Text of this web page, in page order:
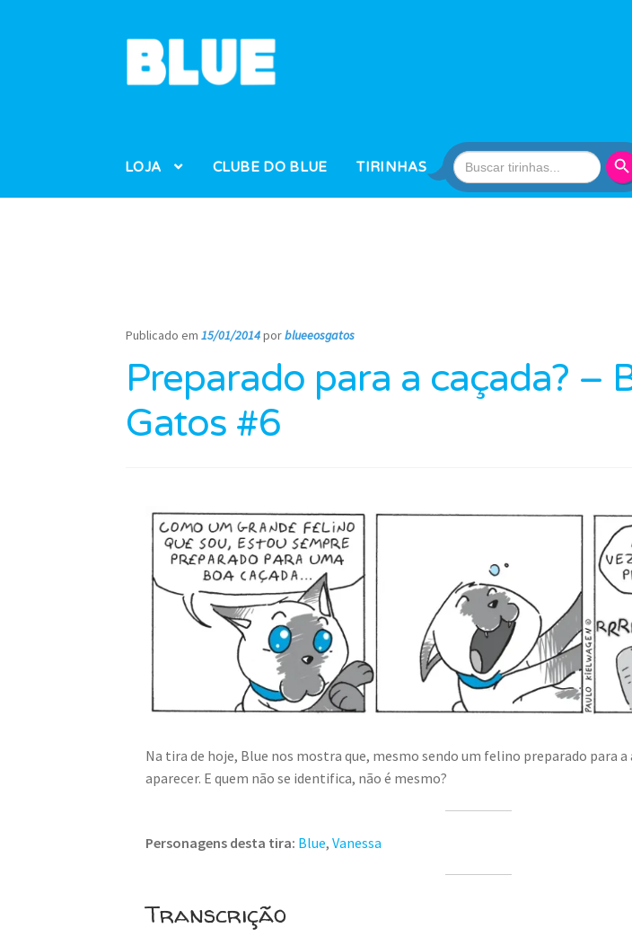
Pular
para
Pular
para
LOJA CLUBE DO BLUE TIRINHAS
Search
for:
Publicado em15/01/2014porblueeosgatos
Preparado para a caçada? –
Gatos #6
Na tira de hoje, Blue nos mostra que, mesmo sendo um felino preparado para a
aparecer. E quem não se identifica, não é mesmo?
Personagens desta tira: Blue,Vanessa
Transcrição